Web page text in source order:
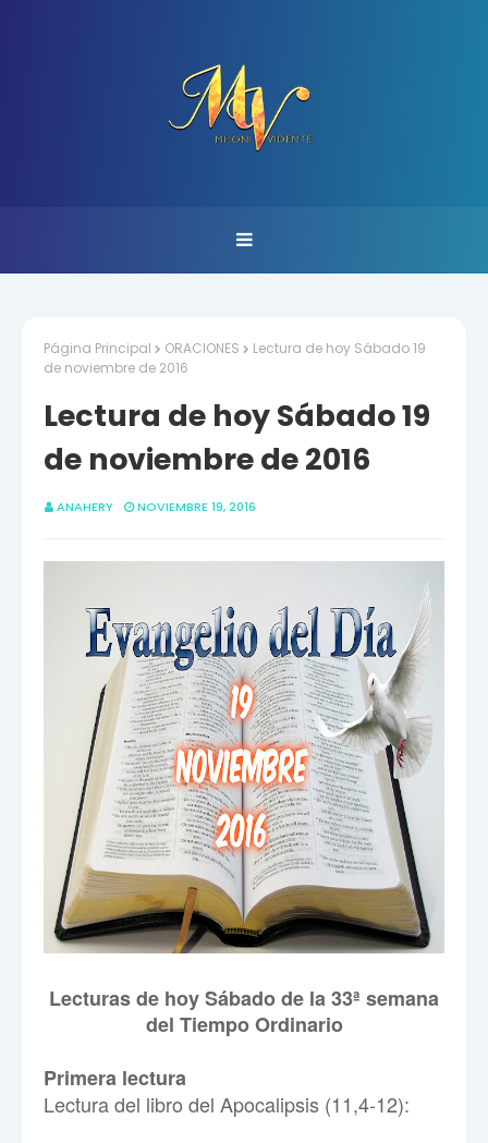
Página Principal ORACIONES
Lectura de hoy Sábado 19
de noviembre de 2016
Lectura de hoy Sábado 19
de noviembre de 2016
ANAHERY NOVIEMBRE 19, 2016
Lecturas de hoy Sábado de la 33ª semana
del Tiempo Ordinario
Primera lectura
Lectura del libro del Apocalipsis (11,4-12):